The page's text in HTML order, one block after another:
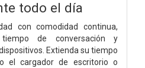
todo el día
con comodidad continua,
de conversación y
Extienda su tiempo
el cargador de escritorio o